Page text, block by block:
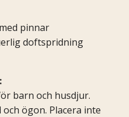
pinnar
doftspridning
barn och husdjur.
ögon. Placera inte